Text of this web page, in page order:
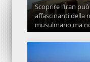
Scoprire l’Iran
affascinanti della
musulmano ma